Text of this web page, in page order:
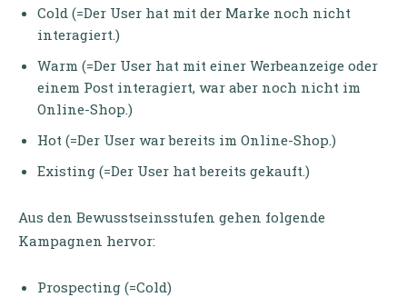
Cold (=Der User hat mit der Marke noch nicht
interagiert.)
Warm (=Der User hat mit einer Werbeanzeige oder
einem Post interagiert, war aber noch nicht im
Online-Shop.)
Hot (=Der User war bereits im Online-Shop.)
Existing (=Der User hat bereits gekauft.)
Aus den Bewusstseinsstufen gehen folgende
Kampagnen hervor:
Prospecting (=Cold)